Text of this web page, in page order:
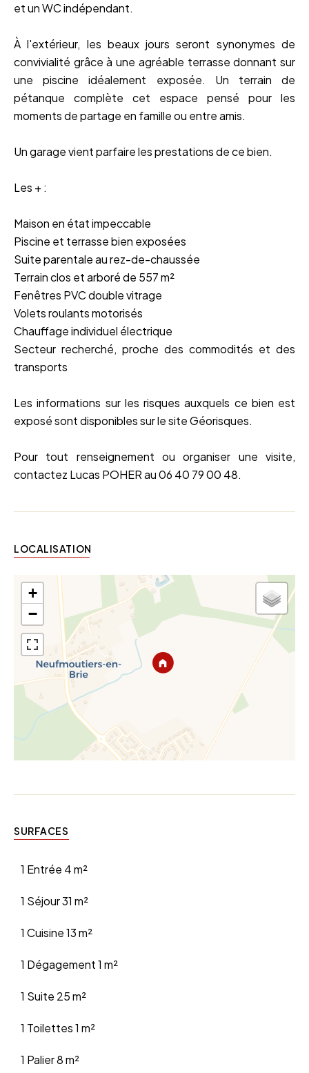
et un WC indépendant.
À l'extérieur, les beaux jours seront synonymes de
convivialité grâce à une agréable terrasse donnant sur
une piscine idéalement exposée. Un terrain de
pétanque complète cet espace pensé pour les
moments de partage en famille ou entre amis.
Un garage vient parfaire les prestations de ce bien.
Les + :
Maison en état impeccable
Piscine et terrasse bien exposées
Suite parentale au rez-de-chaussée
Terrain clos et arboré de 557 m²
Fenêtres PVC double vitrage
Volets roulants motorisés
Chauffage individuel électrique
Secteur recherché, proche des commodités et des
transports
Les informations sur les risques auxquels ce bien est
exposé sont disponibles sur le site Géorisques.
Pour tout renseignement ou organiser une visite,
contactez Lucas POHER au 06 40 79 00 48.
LOCALISATION
+
−
SURFACES
1 Entrée 4 m²
1 Séjour31 m²
1 Cuisine13 m²
1 Dégagement1 m²
1 Suite 25 m²
1 Toilettes1 m²
1 Palier8 m²